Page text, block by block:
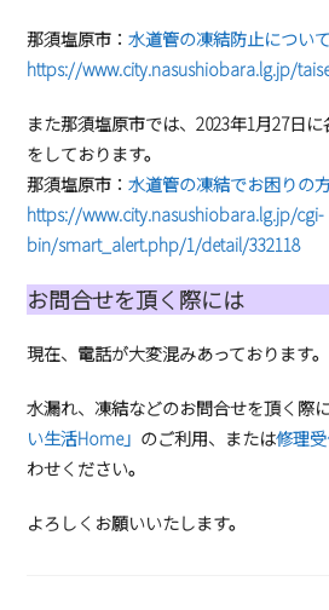
那須塩原市：水道管の凍結防止について
https://www.city.nasushiobara.lg.jp/
また那須塩原市では、2023年1月27日
をしております。
那須塩原市：水道管の凍結でお困りの
https://www.city.nasushiobara.lg.jp/cgi-
bin/smart_alert.php/1/detail/332118
お問合せを頂く際には
現在、電話が大変混みあっております。
水漏れ、凍結などのお問合せを頂く際に
い生活Home」 のご利用、または修理
わせください。
よろしくお願いいたします。